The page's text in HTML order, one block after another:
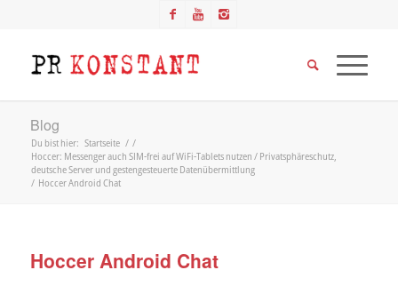
Blog
Du bist hier: Startseite / /
Hoccer: Messenger auch SIM-frei auf WiFi-Tablets nutzen / Privatsphäreschutz,
deutsche Server und gestengesteuerte Datenübermittlung
/ Hoccer Android Chat
Hoccer Android Chat